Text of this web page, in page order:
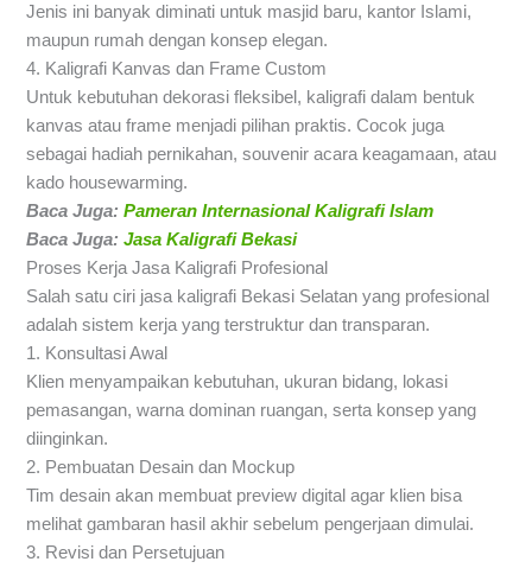
Jenis ini banyak diminati untuk masjid baru, kantor Islami,
maupun rumah dengan konsep elegan.
4. Kaligrafi Kanvas dan Frame Custom
Untuk kebutuhan dekorasi fleksibel, kaligrafi dalam bentuk
kanvas atau frame menjadi pilihan praktis. Cocok juga
sebagai hadiah pernikahan, souvenir acara keagamaan, atau
kado housewarming.
Baca Juga: Pameran Internasional Kaligrafi Islam
Baca Juga:Jasa Kaligrafi Bekasi
Proses Kerja Jasa Kaligrafi Profesional
Salah satu ciri jasa kaligrafi Bekasi Selatan yang profesional
adalah sistem kerja yang terstruktur dan transparan.
1. Konsultasi Awal
Klien menyampaikan kebutuhan, ukuran bidang, lokasi
pemasangan, warna dominan ruangan, serta konsep yang
diinginkan.
2. Pembuatan Desain dan Mockup
Tim desain akan membuat preview digital agar klien bisa
melihat gambaran hasil akhir sebelum pengerjaan dimulai.
3. Revisi dan Persetujuan